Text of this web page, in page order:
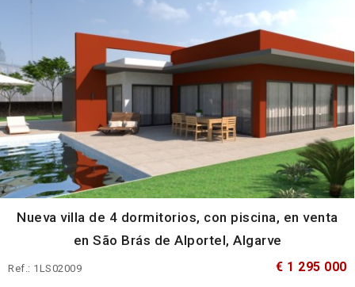
Nueva villa de 4 dormitorios, con piscina, en venta
en São Brás de Alportel, Algarve
Ref.: 1LS02009 € 1 295 000